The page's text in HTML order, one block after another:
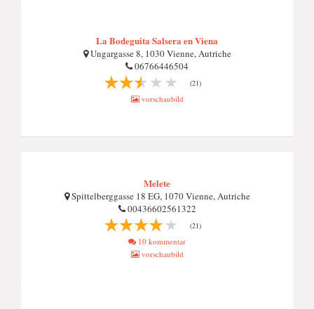
La Bodeguita Salsera en Viena
Ungargasse 8, 1030 Vienne, Autriche
06766446504
(21)
vorschaubild
Melete
Spittelberggasse 18 EG, 1070 Vienne, Autriche
00436602561322
(21)
10 kommentar
vorschaubild